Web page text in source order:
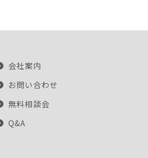
会社案内
お問い合わせ
無料相談会
Q&A